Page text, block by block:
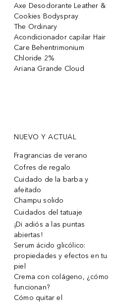
Axe Desodorante Leather &
Cookies Bodyspray
The Ordinary
Acondicionador capilar Hair
Care Behentrimonium
Chloride 2%
Ariana Grande Cloud
NUEVO Y ACTUAL
Fragrancias de verano
Cofres de regalo
Cuidado de la barba y
afeitado
Champu solido
Cuidados del tatuaje
¡Di adiós a las puntas
abiertas!
Serum ácido glicólico:
propiedades y efectos en tu
piel
Crema con colágeno, ¿cómo
funcionan?
Cómo quitar el